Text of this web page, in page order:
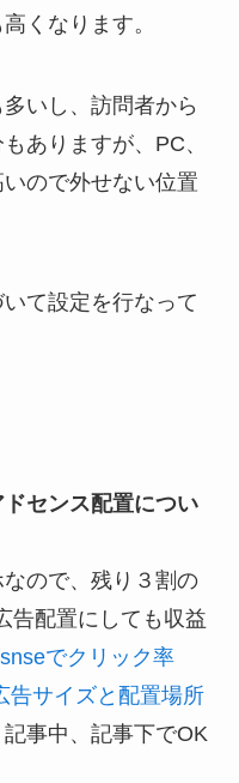
くなります。
いし、訪問者から
ありますが、PC、
ので外せない位置
て設定を行なって
センス配置につい
ので、残り３割の
告配置にしても収益
でクリック率
告サイズと配置場所
事中、記事下でOK